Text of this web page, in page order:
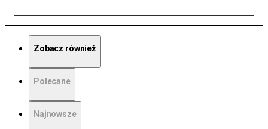
Zobacz również
Polecane
Najnowsze